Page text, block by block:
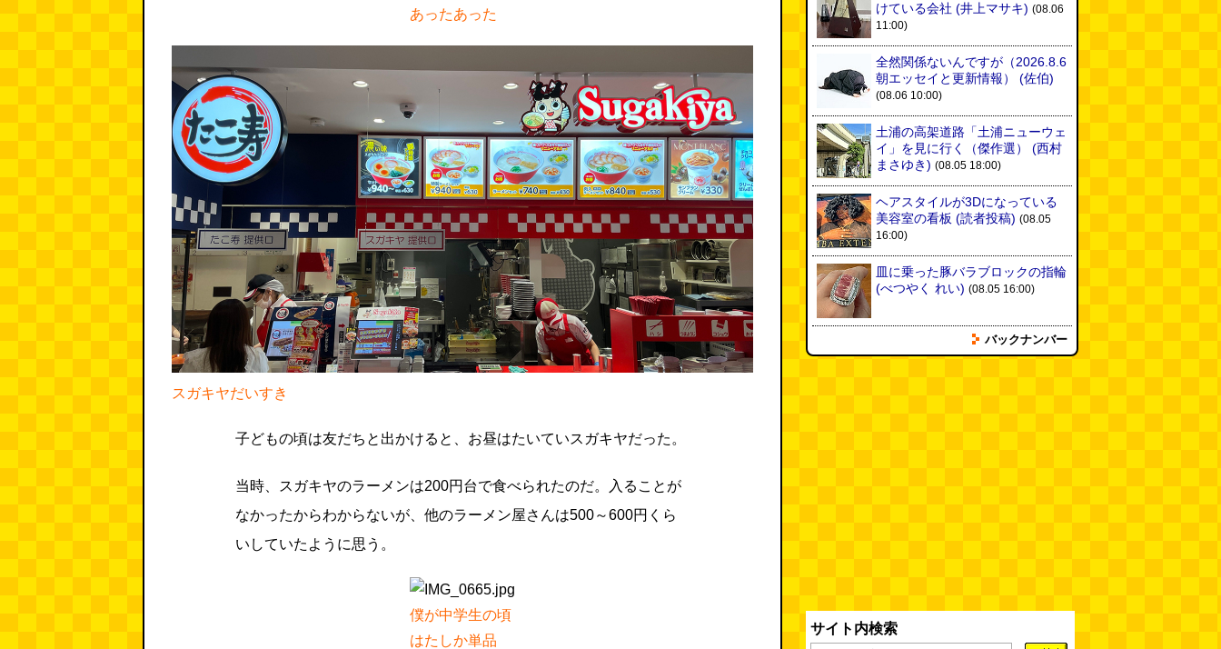
あったあった
スガキヤだいすき
子どもの頃は友だちと出かけると、お昼はたいていスガキヤだった。
当時、スガキヤのラーメンは200円台で食べられたのだ。入ることが
なかったからわからないが、他のラーメン屋さんは500～600円くら
いしていたように思う。
僕が中学生の頃
はたしか単品
けている会社 (井上マサキ) (08.06
11:00)
全然関係ないんですが（2026.8.6
朝エッセイと更新情報）
(佐伯)
(08.06 10:00)
土浦の高架道路「土浦ニューウェ
イ」を見に行く（傑作選）
(西村
まさゆき) (08.05 18:00)
ヘアスタイルが3Dになっている
美容室の看板 (読者投稿) (08.05
16:00)
皿に乗った豚バラブロックの指輪
(べつやく れい) (08.05 16:00)
フエラムネをさらに笛っぽくした
らホイッスルになりました(爲房
ちょこ煎がカインズPBで販売し
てました
バックナンバー
サイト内検索